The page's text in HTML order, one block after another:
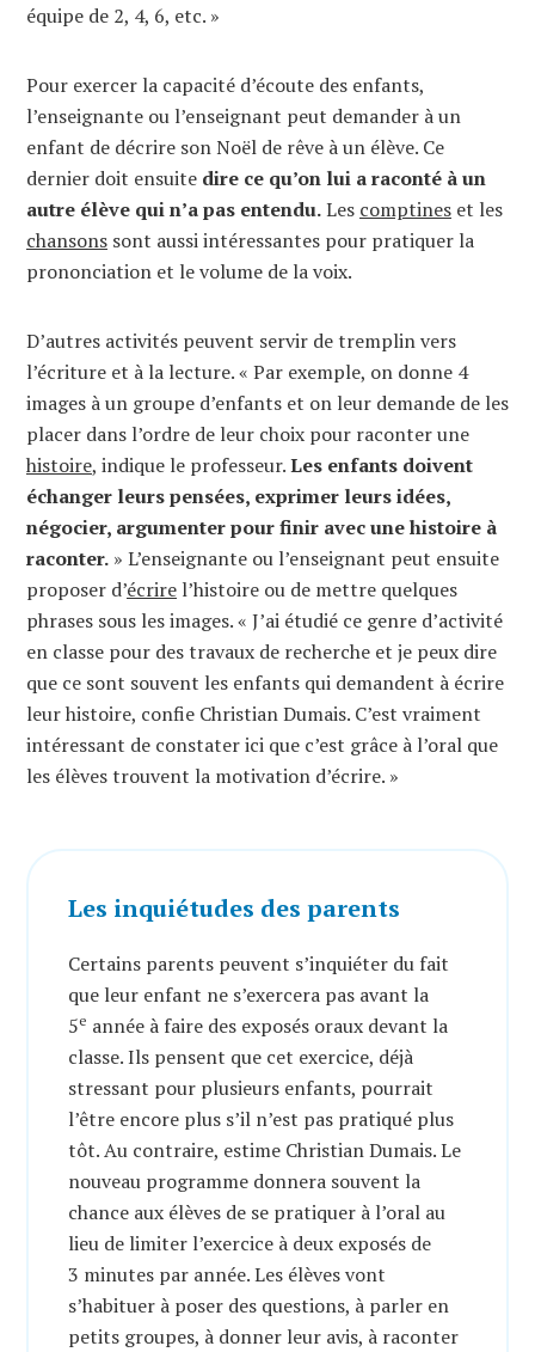
équipe de 2, 4, 6, etc. »
Pour exercer la capacité d’écoute des enfants,
l’enseignante ou l’enseignant peut demander à un
enfant de décrire son Noël de rêve à un élève. Ce
dernier doit ensuite dire ce qu’on lui a raconté à un
autre élève qui n’a pas entendu.Les comptines et les
chansons sont aussi intéressantes pour pratiquer la
prononciation et le volume de la voix.
D’autres activités peuvent servir de tremplin vers
l’écriture et à la lecture. « Par exemple, on donne 4
images à un groupe d’enfants et on leur demande de les
placer dans l’ordre de leur choix pour raconter une
histoire, indique le professeur.Les enfants doivent
échanger leurs pensées, exprimer leurs idées,
négocier, argumenter pour finir avec une histoire à
raconter. » L’enseignante ou l’enseignant peut ensuite
proposer d’écrire l’histoire ou de mettre quelques
phrases sous les images. « J’ai étudié ce genre d’activité
en classe pour des travaux de recherche et je peux dire
que ce sont souvent les enfants qui demandent à écrire
leur histoire, confie Christian Dumais. C’est vraiment
intéressant de constater ici que c’est grâce à l’oral que
les élèves trouvent la motivation d’écrire. »
Les inquiétudes des parents
Certains parents peuvent s’inquiéter du fait
que leur enfant ne s’exercera pas avant la
5e année à faire des exposés oraux devant la
classe. Ils pensent que cet exercice, déjà
stressant pour plusieurs enfants, pourrait
l’être encore plus s’il n’est pas pratiqué plus
tôt. Au contraire, estime Christian Dumais. Le
nouveau programme donnera souvent la
chance aux élèves de se pratiquer à l’oral au
lieu de limiter l’exercice à deux exposés de
3 minutes par année. Les élèves vont
s’habituer à poser des questions, à parler en
petits groupes, à donner leur avis, à raconter